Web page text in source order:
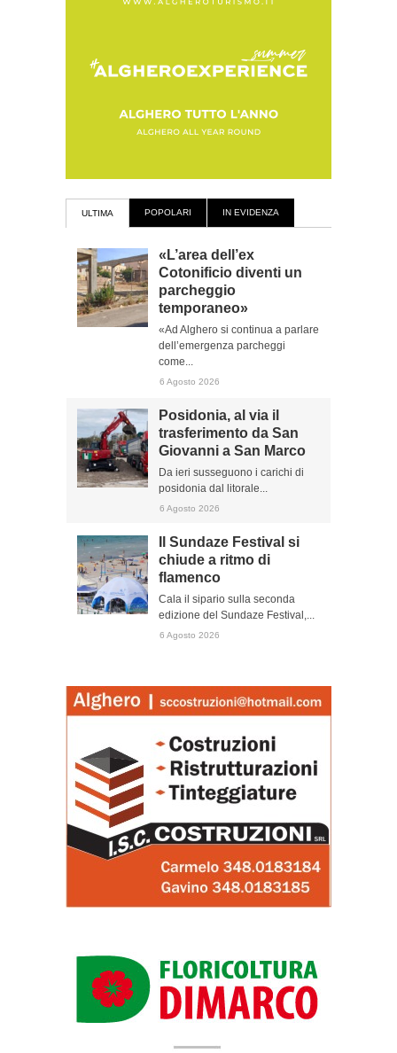
ULTIMA POPOLARI IN EVIDENZA
«L’area dell’ex
Cotonificio diventi un
parcheggio
temporaneo»
«Ad Alghero si continua a parlare
dell’emergenza parcheggi
come...
6 Agosto 2026
Posidonia, al via il
trasferimento da San
Giovanni a San Marco
Da ieri susseguono i carichi di
posidonia dal litorale...
6 Agosto 2026
Il Sundaze Festival si
chiude a ritmo di
flamenco
Cala il sipario sulla seconda
edizione del Sundaze Festival,...
6 Agosto 2026